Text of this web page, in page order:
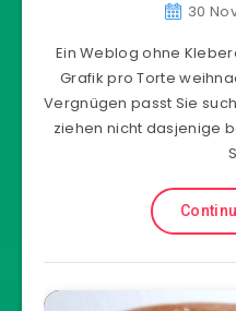
30
Ein Weblog ohne
Grafik pro Torte
Vergnügen passt Sie
ziehen nicht dasjenige